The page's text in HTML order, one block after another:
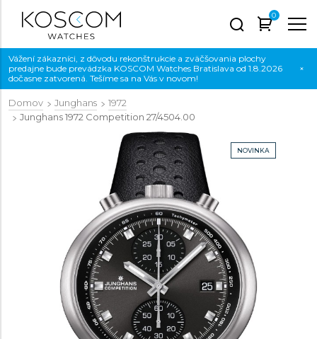
0
Vážení zákazníci, z dôvodu rekonštrukcie a zväčšovania plochy
predajne bude prevádzka KOSCOM Watches Bratislava od 1.8.2026
dočasne zatvorená. Tešíme sa na Vás v novom!
×
Domov Junghans
1972
Junghans 1972 Competition 27/4504.00
NOVINKA